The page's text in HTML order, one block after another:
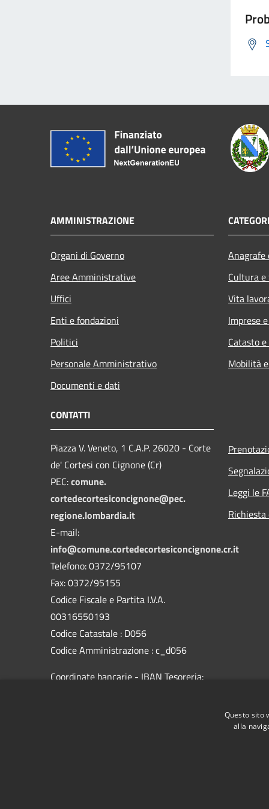
AMMINISTRAZIONE
Organi di Governo
Aree Amministrative
Uffici
Enti e fondazioni
Politici
Personale Amministrativo
Documenti e dati
Cultura
Vita
Imprese
Catasto
Mobilità
CONTATTI
Piazza V. Veneto, 1 C.A.P. 26020 - Corte
de' Cortesi con Cignone (Cr)
PEC:comune.
cortedecortesiconcignone@pec.
regione.lombardia.it
E-mail:
info@comune.cortedecortesiconcignone.cr.it
Telefono: 0372/95107
Fax: 0372/95155
Codice Fiscale e Partita I.V.A.
00316550193
Codice Catastale : D056
Codice Amministrazione : c_d056
Coordinate bancarie - IBAN Tesoreria:
Leggi le
Questo sito
alla